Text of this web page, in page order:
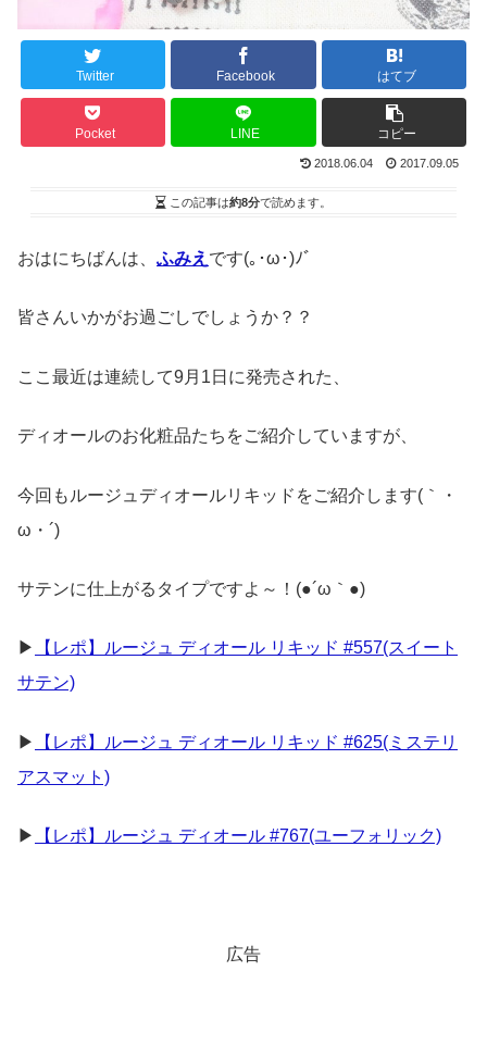
Twitter Facebook はてブ
Pocket LINE コピー
2018.06.04 2017.09.05
この記事は約8分で読めます。
おはにちばんは、 ふみえ です(｡･ω･)ﾉﾞ
皆さんいかがお過ごしでしょうか？？
ここ最近は連続して9月1日に発売された、
ディオールのお化粧品たちをご紹介していますが、
今回もルージュディオールリキッドをご紹介します(｀・
ω・´)ゞ
サテンに仕上がるタイプですよ～！(●´ω｀●)
▶
【レポ】ルージュ ディオール リキッド #557(スイート
サテン)
▶
【レポ】ルージュ ディオール リキッド #625(ミステリ
アスマット)
▶ 【レポ】ルージュ ディオール #767(ユーフォリック)
広告